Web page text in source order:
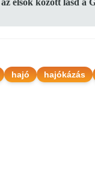
elsők között lásd a
hajó hajókázás